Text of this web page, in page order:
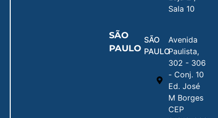
Sala 10
SÃO
PAULO
SÃO
PAULO
Avenida
Paulista,
302 - 306
- Conj. 10
Ed. José
M Borges
CEP